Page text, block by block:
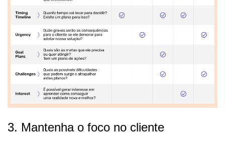
3. Mantenha o foco no cliente